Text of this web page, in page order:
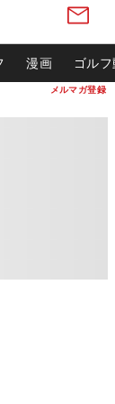
メルマガ登録
漫画 ゴル